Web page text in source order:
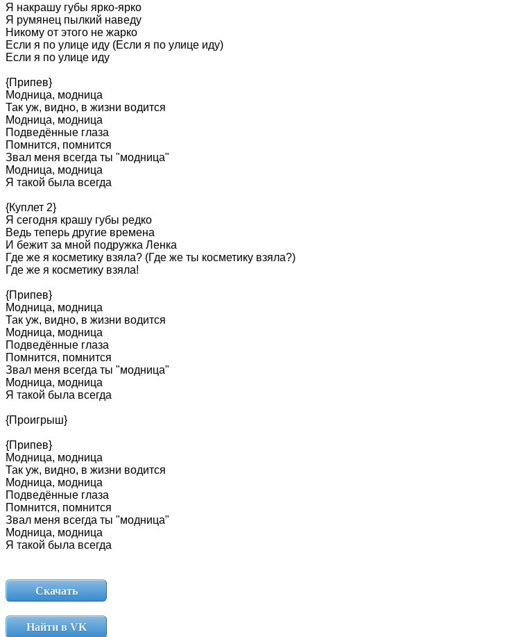
Я накрашу губы ярко-ярко
Я румянец пылкий наведу
Никому от этого не жарко
Если я по улице иду (Если я по улице иду)
Если я по улице иду
{Припев}
Модница, модница
Так уж, видно, в жизни водится
Модница, модница
Подведённые глаза
Помнится, помнится
Звал меня всегда ты "модница"
Модница, модница
Я такой была всегда
{Куплет 2}
Я сегодня крашу губы редко
Ведь теперь другие времена
И бежит за мной подружка Ленка
Где же я косметику взяла? (Где же ты косметику взяла?)
Где же я косметику взяла!
{Припев}
Модница, модница
Так уж, видно, в жизни водится
Модница, модница
Подведённые глаза
Помнится, помнится
Звал меня всегда ты "модница"
Модница, модница
Я такой была всегда
{Проигрыш}
{Припев}
Модница, модница
Так уж, видно, в жизни водится
Модница, модница
Подведённые глаза
Помнится, помнится
Звал меня всегда ты "модница"
Модница, модница
Я такой была всегда
Скачать
Найти в VK